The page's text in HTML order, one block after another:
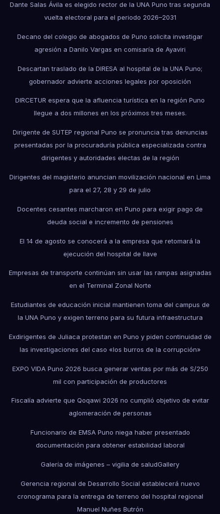
Dante Salas Ávila es elegido rector de la UNA Puno tras segunda
vuelta electoral para el periodo 2026–2031
Decano del colegio de abogados de Puno solicita investigar
agresión a Danilo Vargas en comisaría de Ayaviri
Descartan traslado de la DIRESA al hospital de la UNA Puno;
gobernador advierte acciones legales por oposición
DIRCETUR espera que la afluencia turística en la región Puno
llegue a dos millones en los próximos tres meses.
Dirigente de SUTEP regional Puno se pronuncia tras denuncias
presentadas por la procuraduría pública especializada contra
dirigentes y autoridades electas de la región
Dirigentes del magisterio anuncian movilización nacional en Lima
para el 27, 28 y 29 de julio
Docentes cesantes marcharon en Puno para exigir pago de
deuda social e incremento de pensiones
El 14 de agosto se conocerá a la empresa que retomará la
ejecución del hospital de Ilave
Empresas de transporte continúan sin usar las rampas asignadas
en el Terminal Zonal Norte
Estudiantes de educación inicial mantienen toma del campus de
la UNA Puno y exigen terreno para su futura infraestructura
Exdirigentes de Juliaca protestan en Puno y piden continuidad de
las investigaciones del caso «los burros de la corrupción»
EXPO VIDA Puno 2026 busca generar ventas por más de S/250
mil con participación de productores
Fiscalía advierte que Qoqawi 2026 no cumplió objetivo de evitar
aglomeración de personas
Funcionario de EMSA Puno niega haber presentado
documentación para obtener estabilidad laboral
Galería de imágenes – vigilia de saludGallery
Gerencia regional de Desarrollo Social establecerá nuevo
cronograma para la entrega de terreno del hospital regional
Manuel Nuñes Butrón